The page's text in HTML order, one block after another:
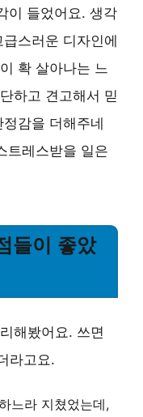
이 들었어요. 생각
스러운 디자인에
확 살아나는 느
하고 견고해서 믿
감을 더해주네
트레스받을 일은
들이 좋았
해봤어요. 쓰면
라고요.
느라 지쳤었는데,